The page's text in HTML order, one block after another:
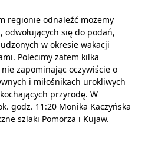
regionie odnaleźć możemy
się do podań,
w okresie wakacji
Polecimy zatem kilka
zapominając oczywiście o
i miłośnikach urokliwych
przyrodę. W
godz. 11:20 Monika Kaczyńska
szlaki Pomorza i Kujaw.